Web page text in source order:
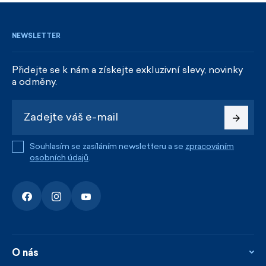
NEWSLETTER
Přidejte se k nám a získejte exkluzivní slevy, novinky
a odměny.
Souhlasím se zasíláním newsletteru a se zpracováním
osobních údajů.
O nás